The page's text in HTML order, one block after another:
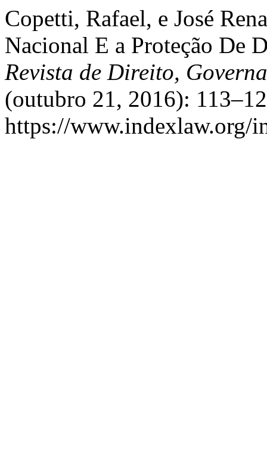
Copetti, Rafael, e José
Nacional E a Proteção De
Revista de Direito,
(outubro 21, 2016):
https://www.indexlaw.org/